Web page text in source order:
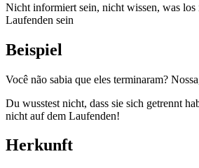
Nicht informiert sein, nicht wissen, was los
Laufenden sein
Beispiel
Você não sabia que eles terminaram?
Du wusstest nicht, dass sie sich getrennt
nicht auf dem Laufenden!
Herkunft